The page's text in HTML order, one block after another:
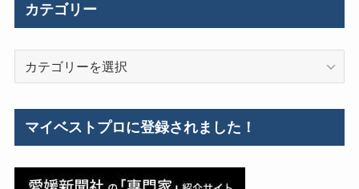
カテゴリー
マイベストプロに登録されました！